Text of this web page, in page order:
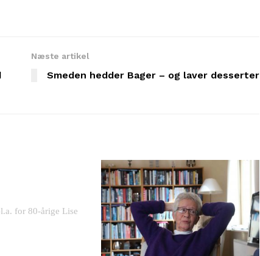
Næste artikel
Smeden hedder Bager – og laver desserter
for 80-årige Lise